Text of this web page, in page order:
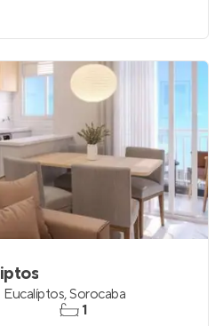
Eucalíptos,Sorocaba
1